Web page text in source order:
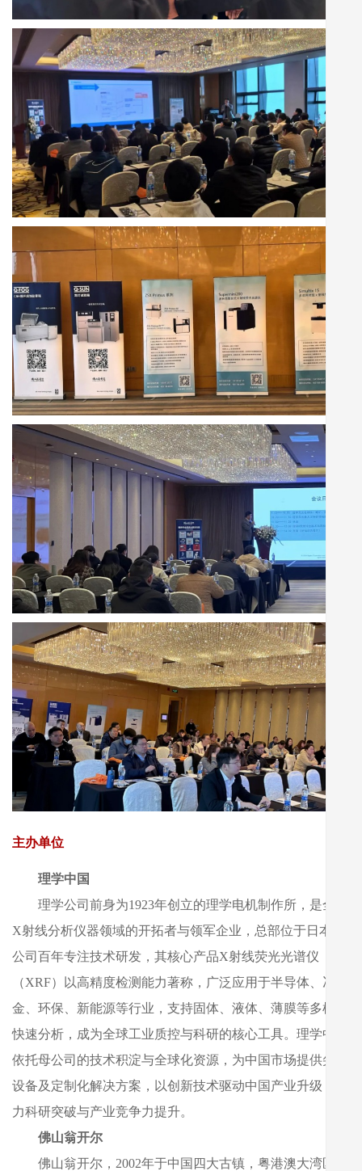
主办单位
理学中国
理学公司前身为1923年创立的理学电机制作所，是全球
X射线分析仪器领域的开拓者与领军企业，总部位于日本。
公司百年专注技术研发，其核心产品X射线荧光光谱仪
（XRF）以高精度检测能力著称，广泛应用于半导体、冶
金、环保、新能源等行业，支持固体、液体、薄膜等多样本
快速分析，成为全球工业质控与科研的核心工具。理学中国
依托母公司的技术积淀与全球化资源，为中国市场提供尖端
设备及定制化解决方案，以创新技术驱动中国产业升级，助
力科研突破与产业竞争力提升。
佛山翁开尔
佛山翁开尔，2002年于中国四大古镇，粤港澳大湾区核